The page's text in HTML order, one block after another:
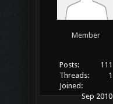
Member
Posts:
111
Threads:
1
Joined:
Sep 2010